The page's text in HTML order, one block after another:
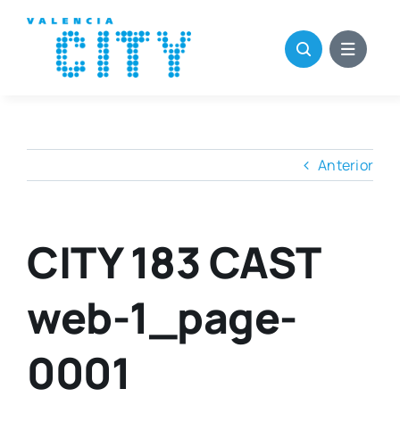
contenido
Anterior
CITY 183 CAST
web-1_page-
0001